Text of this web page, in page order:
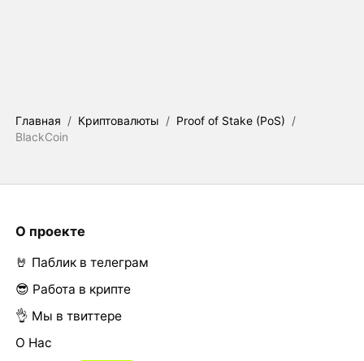
Главная / Криптовалюты / Proof of Stake (PoS) /
BlackCoin
О проекте
🤘 Паблик в телеграм
😎 Работа в крипте
👌 Мы в твиттере
О Нас